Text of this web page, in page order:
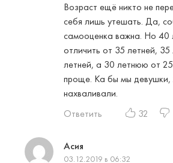
Возраст ещё никто не
себя лишь утешать. Да,
самооценка важна. Но 40
отличить от 35 летней,
летней, а 30 летнюю от
проще. Ка бы мы девушки,
нахваливали.
Ответить
32
Асия
03.12.2019 в 06:32